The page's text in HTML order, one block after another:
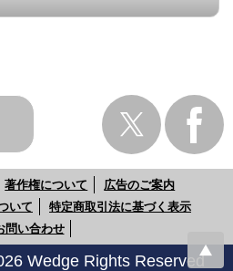
著作権について
広告のご案内
いて
特定商取引法に基づく表示
問い合わせ
Wedge Rights Reserved